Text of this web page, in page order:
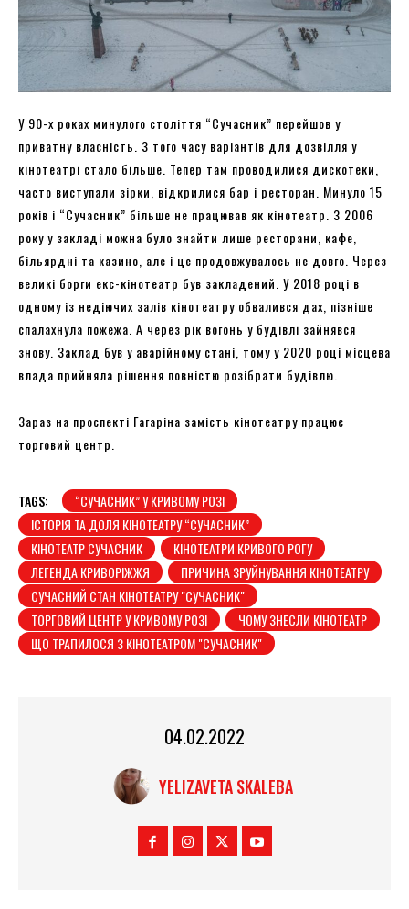
У 90-х роках минулого століття “Сучасник” перейшов у
приватну власність. З того часу варіантів для дозвілля у
кінотеатрі стало більше. Тепер там проводилися дискотеки,
часто виступали зірки, відкрилися бар і ресторан. Минуло 15
років і “Сучасник” більше не працював як кінотеатр. З 2006
року у закладі можна було знайти лише ресторани, кафе,
більярдні та казино, але і це продовжувалось не довго. Через
великі борги екс-кінотеатр був закладений. У 2018 році в
одному із недіючих залів кінотеатру обвалився дах, пізніше
спалахнула пожежа. А через рік вогонь у будівлі зайнявся
знову. Заклад був у аварійному стані, тому у 2020 році місцева
влада прийняла рішення повністю розібрати будівлю.
Зараз на проспекті Гагаріна замість кінотеатру працює
торговий центр.
TAGS:
“СУЧАСНИК” У КРИВОМУ РОЗІ
ІСТОРІЯ ТА ДОЛЯ КІНОТЕАТРУ “СУЧАСНИК”
КІНОТЕАТР СУЧАСНИК
КІНОТЕАТРИ КРИВОГО РОГУ
ЛЕГЕНДА КРИВОРІЖЖЯ
ПРИЧИНА ЗРУЙНУВАННЯ КІНОТЕАТРУ
СУЧАСНИЙ СТАН КІНОТЕАТРУ "СУЧАСНИК"
ТОРГОВИЙ ЦЕНТР У КРИВОМУ РОЗІ
ЧОМУ ЗНЕСЛИ КІНОТЕАТР
ЩО ТРАПИЛОСЯ З КІНОТЕАТРОМ "СУЧАСНИК"
04.02.2022
YELIZAVETA SKALEBA